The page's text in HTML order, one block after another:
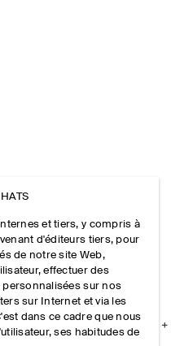
et tiers, y compris à
d'éditeurs tiers, pour
de notre site Web,
effectuer des
sur nos
sur Internet et via les
dans ce cadre que nous
ses habitudes de